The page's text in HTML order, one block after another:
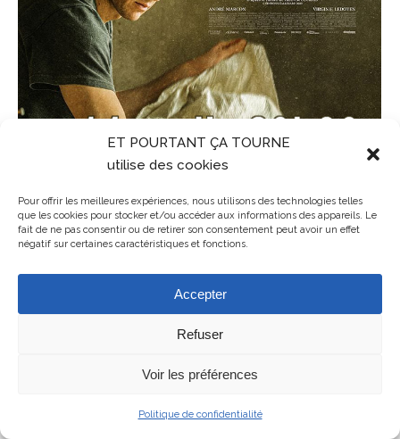
ET POURTANT ÇA TOURNE
utilise des cookies
Pour offrir les meilleures expériences, nous utilisons des technologies telles
que les cookies pour stocker et/ou accéder aux informations des appareils. Le
fait de ne pas consentir ou de retirer son consentement peut avoir un effet
négatif sur certaines caractéristiques et fonctions.
Accepter
Refuser
Voir les préférences
Politique de confidentialité
ET POURTANT ÇA TOURNE - association de cinéma en Balagne en